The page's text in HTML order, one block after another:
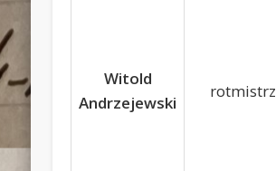
Witold
Andrzejewski
rotmistrz